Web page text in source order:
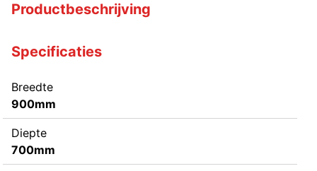
Productbeschrijving
Specificaties
Breedte
900mm
Diepte
700mm